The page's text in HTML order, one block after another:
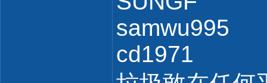
samwu995
cd1971